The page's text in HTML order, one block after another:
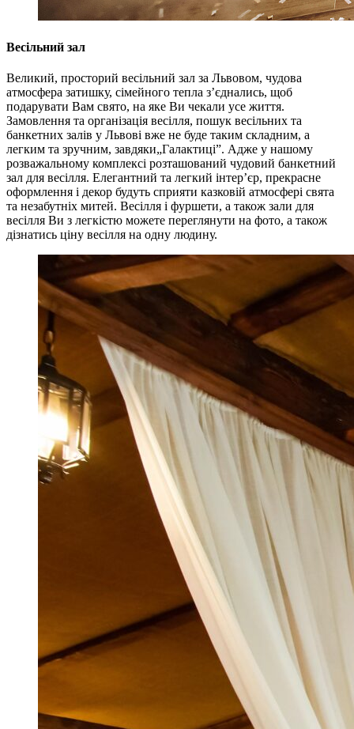
Весільний зал
Великий, просторий весільний зал за Львовом, чудова
атмосфера затишку, сімейного тепла з’єднались, щоб
подарувати Вам свято, на яке Ви чекали усе життя.
Замовлення та організація весілля, пошук весільних та
банкетних залів у Львові вже не буде таким складним, а
легким та зручним, завдяки„Галактиці”. Адже у нашому
розважальному комплексі розташований чудовий банкетний
зал для весілля. Елегантний та легкий інтер’єр, прекрасне
оформлення і декор будуть сприяти казковій атмосфері свята
та незабутніх митей. Весілля і фуршети, а також зали для
весілля Ви з легкістю можете переглянути на фото, а також
дізнатись ціну весілля на одну людину.